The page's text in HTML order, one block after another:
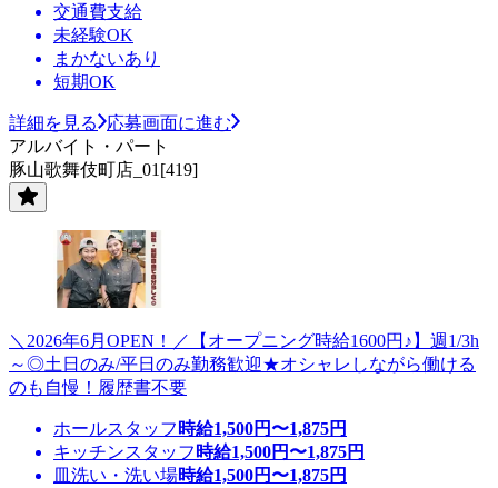
交通費支給
未経験OK
まかないあり
短期OK
詳細を見る
応募画面に進む
アルバイト・パート
豚山歌舞伎町店_01[419]
＼2026年6月OPEN！／【オープニング時給1600円♪】週1/3h
～◎土日のみ/平日のみ勤務歓迎★オシャレしながら働ける
のも自慢！履歴書不要
ホールスタッフ 時給1,500円〜1,875円
キッチンスタッフ 時給1,500円〜1,875円
皿洗い・洗い場時給1,500円〜1,875円